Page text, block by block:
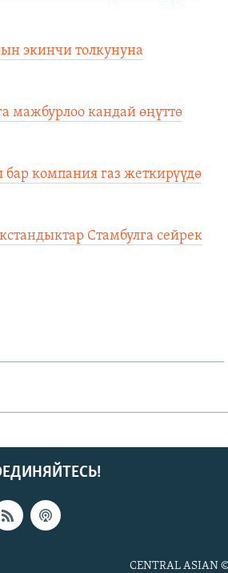
экинчи толкунуна
мажбурлоо кандай өңүттө
компания газ жеткирүүдө
Стамбулга сейрек
CENTRAL ASIAN